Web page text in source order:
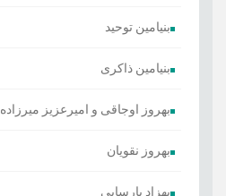
بنیامین توحید
بنیامین ذاکری
بهروز اوجاقی و امیرعزیز میرزاده
بهروز نقویان
بهزاد پارسایی